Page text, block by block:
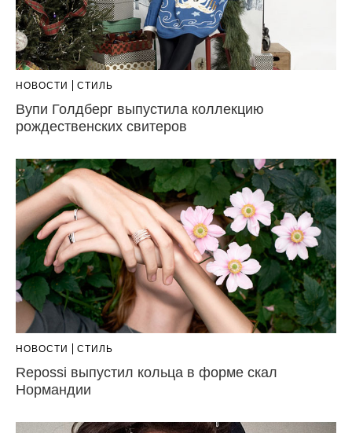
НОВОСТИ СТИЛЬ
Вупи Голдберг выпустила коллекцию
рождественских свитеров
НОВОСТИ СТИЛЬ
Repossi выпустил кольца в форме скал
Нормандии